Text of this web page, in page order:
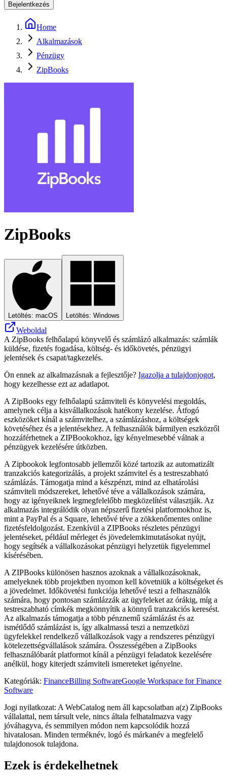
Bejelentkezés
Home
Alkalmazások
Pénzügy
ZipBooks
ZipBooks
Letöltés: macOS Letöltés: Windows
Weboldal
A ZipBooks felhőalapú könyvelő és számlázó alkalmazás: számlák
küldése, fizetés fogadása, költség- és időkövetés, pénzügyi
jelentések és csapat/tagkezelés.
Ön ennek az alkalmazásnak a fejlesztője? Igazolja a tulajdonjogot,
hogy kezelhesse ezt az adatlapot.
A ZipBooks egy felhőalapú számviteli és könyvelési megoldás,
amelynek célja a kisvállalkozások hatékony kezelése. Átfogó
eszközöket kínál a számvitelhez, a számlázáshoz, a költségek
követéséhez és a jelentésekhez. A felhasználók bármilyen eszközről
hozzáférhetnek a ZIPBookokhoz, így kényelmesebbé válnak a
pénzügyek kezelésére útközben.
A Zipbookok legfontosabb jellemzői közé tartozik az automatizált
tranzakciós kategorizálás, a projekt számvitel és a testreszabható
számlázás. Támogatja mind a készpénzt, mind az elhatárolási
számviteli módszereket, lehetővé téve a vállalkozások számára,
hogy az igényeiknek legmegfelelőbb megközelítést választják. Az
alkalmazás integrálódik olyan népszerű fizetési platformokhoz is,
mint a PayPal és a Square, lehetővé téve a zökkenőmentes online
fizetésfeldolgozást. Ezenkívül a ZIPBooks részletes pénzügyi
jelentéseket, például mérleget és jövedelemkimutatásokat nyújt,
hogy segítsék a vállalkozásokat pénzügyi helyzetük figyelemmel
kísérésében.
A ZIPBooks különösen hasznos azoknak a vállalkozásoknak,
amelyeknek több projektben nyomon kell követniük a költségeket és
a jövedelmet. Időkövetési funkciója lehetővé teszi a felhasználók
számára, hogy pontosan számlázzák az ügyfeleket az órákig, míg a
testreszabható címkék megkönnyítik a könnyű tranzakciós keresést.
Az alkalmazás támogatja a több pénznemű számlázást és az
ismétlődő számlázást is, így alkalmassá teszi a nemzetközi
ügyfelekkel rendelkező vállalkozások vagy a rendszeres pénzügyi
kötelezettségvállalások számára. Összességében a ZipBooks
felhasználóbarát platformot kínál a pénzügyi feladatok kezelésére
anélkül, hogy kiterjedt számviteli ismereteket igényelne.
Kategóriák: FinanceBilling SoftwareGoogle Workspace for Finance
Software
Jogi nyilatkozat: A WebCatalog nem áll kapcsolatban a(z) ZipBooks
vállalattal, nem társult vele, nincs általa felhatalmazva vagy
jóváhagyva, és semmilyen módon nem kapcsolódik hozzá
hivatalosan. Minden terméknév, logó és márkanév a megfelelő
tulajdonosok tulajdona.
Ezek is érdekelhetnek